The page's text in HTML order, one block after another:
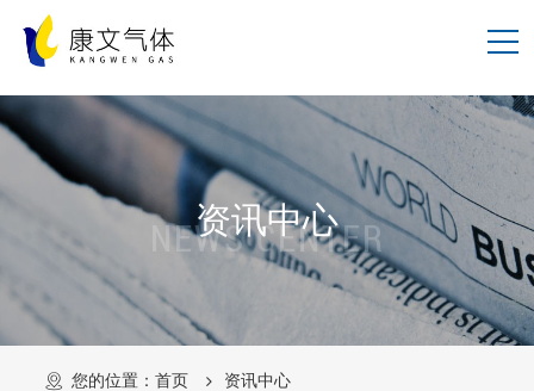
资讯中心
NEWS CENTER
您的位置： 首页 资讯中心